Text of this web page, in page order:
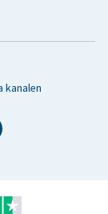
kanalen